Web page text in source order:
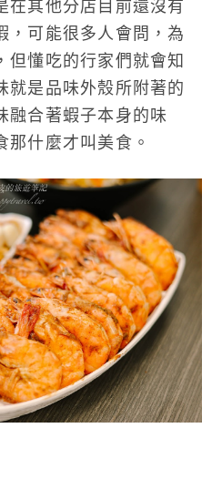
在其他分店目前還沒有
，可能很多人會問，為
但懂吃的行家們就會知
就是品味外殼所附著的
融合著蝦子本身的味
什麼才叫美食。